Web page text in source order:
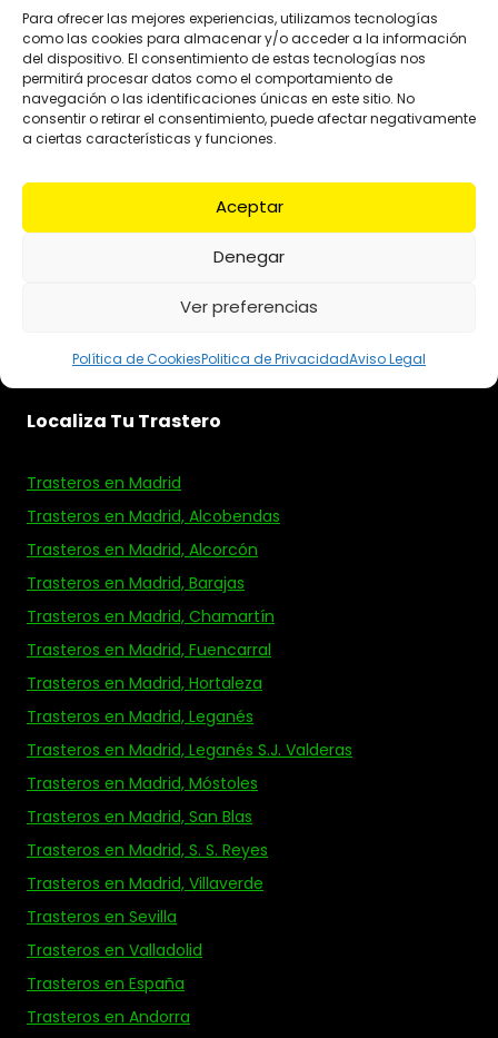
Para ofrecer las mejores experiencias, utilizamos tecnologías
como las cookies para almacenar y/o acceder a la información
del dispositivo. El consentimiento de estas tecnologías nos
permitirá procesar datos como el comportamiento de
navegación o las identificaciones únicas en este sitio. No
consentir o retirar el consentimiento, puede afectar negativamente
a ciertas características y funciones.
Aceptar
Denegar
Ver preferencias
Política de CookiesPolitica de PrivacidadAviso Legal
Estamos para ayudarte, nuestro horario de
21:00, y los sábados de 9:00 a 14:00
Localiza Tu Trastero
Trasteros en Madrid
Trasteros en Madrid, Alcobendas
Trasteros en Madrid, Alcorcón
Trasteros en Madrid, Barajas
Trasteros en Madrid, Chamartín
Trasteros en Madrid, Fuencarral
Trasteros en Madrid, Hortaleza
Trasteros en Madrid, Leganés
Trasteros en Madrid, Leganés S.J. Valderas
Trasteros en Madrid, Móstoles
Trasteros en Madrid, San Blas
Trasteros en Madrid, S. S. Reyes
Trasteros en Madrid, Villaverde
Trasteros en Sevilla
Trasteros en Valladolid
Trasteros en España
Trasteros en Andorra